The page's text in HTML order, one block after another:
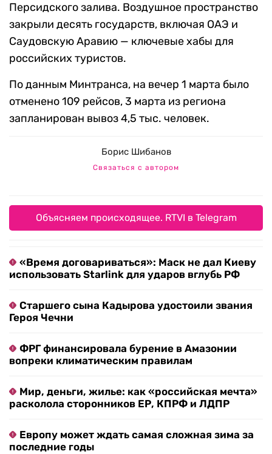
Персидского залива. Воздушное пространство
закрыли десять государств, включая ОАЭ и
Саудовскую Аравию — ключевые хабы для
российских туристов.
По данным Минтранса, на вечер 1 марта было
отменено 109 рейсов, 3 марта из региона
запланирован вывоз 4,5 тыс. человек.
Борис Шибанов
Связаться с автором
Объясняем происходящее. RTVI в Telegram
«Время договариваться»: Маск не дал Киеву
использовать Starlink для ударов вглубь РФ
Старшего сына Кадырова удостоили звания
Героя Чечни
ФРГ финансировала бурение в Амазонии
вопреки климатическим правилам
Мир, деньги, жилье: как «российская мечта»
расколола сторонников ЕР, КПРФ и ЛДПР
Европу может ждать самая сложная зима за
последние годы